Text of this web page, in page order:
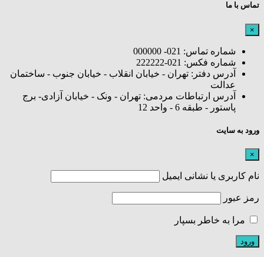
تماس با ما
×
شماره تماس: 021- 000000
شماره فکس: 021-222222
آدرس دفتر: تهران - خیابان انقلاب - خیابان جنوب - ساختمان
عدالت
آدرس ارتباطات مردمی: تهران - ونک - خیابان آزادی- برج
پاستور - طبقه 6 - واحد 12
ورود به سایت
×
نام کاربری یا نشانی ایمیل
رمز عبور
مرا به خاطر بسپار